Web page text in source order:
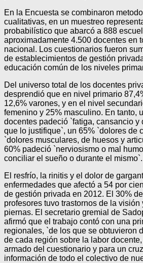
En la Encuesta se combinaron
cualitativas, en un muestreo
probabilístico que abarcó a 888
aproximadamente 4.500 docentes en
nacional. Los cuestionarios fueron
de establecimientos de gestión
educación común de los niveles
Del universo total de los docentes
desprendió que en nivel primario
12,6% varones, y en el nivel
femenino y 25% masculino. En tanto,
docentes padeció `fatiga, cansancio y
que lo justifique`, un 65% `dolores de
`dolores musculares, de huesos y
60% padeció `nerviosismo o mal
conciliar el sueño o durante el mismo`.
El resfrío, la rinitis y el dolor de
enfermedades que afectó a 54 por
de gestión privada en 2012. El 30%
profesores tuvo trastornos de la
piernas. El secretario gremial de
afirmó que el trabajo contó con una
regionales, `de los que se obtuvieron
de cada región sobre la labor
armado del cuestionario y para un
información de todo el colectivo de